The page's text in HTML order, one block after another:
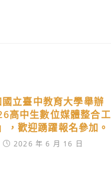
立臺中教育大學舉辦
高中生數位媒體整合工
，歡迎踴躍報名參加。
2026 年 6 月 16 日